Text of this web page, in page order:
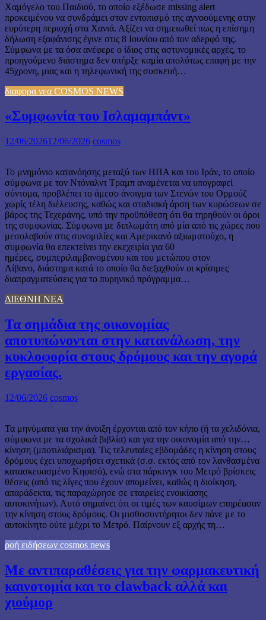
Χαμόγελο του Παιδιού, το οποίο εξέδωσε missing alert
προκειμένου να συνδράμει στον εντοπισμό της αγνοούμενης στην
ευρύτερη περιοχή στα Χανιά. Αξίζει να σημειωθεί πως η επίσημη
δήλωση εξαφάνισης έγινε στις 8 Ιουνίου από τον αδερφό της.
Σύμφωνα με τα όσα ανέφερε ο ίδιος στις αστυνομικές αρχές, το
προηγούμενο διάστημα δεν υπήρξε καμία απολύτως επαφή με την
45χρονη, μιας και η τηλεφωνική της συσκευή…
διαφορα νεα COSMOS NEWS
«Συμφωνία του Ισλαμαμπάντ»
12/06/202612/06/2026 cosmos
Το μνημόνιο κατανόησης μεταξύ των ΗΠΑ και του Ιράν, το οποίο
σύμφωνα με τον Ντόναλντ Τραμπ αναμένεται να υπογραφεί
σύντομα, προβλέπει το άμεσο άνοιγμα των Στενών του Ορμούζ
χωρίς τέλη διέλευσης, καθώς και σταδιακή άρση των κυρώσεων σε
βάρος της Τεχεράνης, υπό την προϋπόθεση ότι θα τηρηθούν οι όροι
της συμφωνίας. Σύμφωνα με διπλωμάτη από μία από τις χώρες που
μεσολαβούν στις συνομιλίες και Αμερικανό αξιωματούχο, η
συμφωνία θα επεκτείνει την εκεχειρία για 60
ημέρες, συμπεριλαμβανομένου και του μετώπου στον
Λίβανο, διάστημα κατά το οποίο θα διεξαχθούν οι κρίσιμες
διαπραγματεύσεις για το πυρηνικό πρόγραμμα…
ΔΙΕΘΝΗ ΝΕΑ
Τα σημάδια της οικονομίας
αποτυπώνονται στην κατανάλωση, την
κυκλοφορία στους δρόμους και την αγορά
εργασίας.
12/06/2026 cosmos
Τα μηνύματα για την άνοιξη έρχονται από τον κήπο (ή τα χελιδόνια,
σύμφωνα με τα σχολικά βιβλία) και για την οικονομία από την…
κίνηση (μποτιλιάρισμα). Τις τελευταίες εβδομάδες η κίνηση στους
δρόμους έχει υποχωρήσει σχετικά (σ.σ. εκτός από τον λανθασμένα
κατασκευασμένο Κηφισό), ενώ στα πάρκινγκ του Μετρό βρίσκεις
θέσεις (από τις λίγες που έχουν απομείνει, καθώς η διοίκηση,
απαράδεκτα, τις παραχώρησε σε εταιρείες ενοικίασης
αυτοκινήτων). Αυτό σημαίνει ότι οι τιμές των καυσίμων επηρέασαν
την κίνηση στους δρόμους. Οι μισθοσυντήρητοι δεν πάνε με το
αυτοκίνητο ούτε μέχρι το Μετρό. Παίρνουν εξ αρχής τη…
ροή ειδήσεων cosmos news
Με αντιπαραθέσεις για την φαρμακευτική
καινοτομία και το clawback αλλά και
χιούμορ